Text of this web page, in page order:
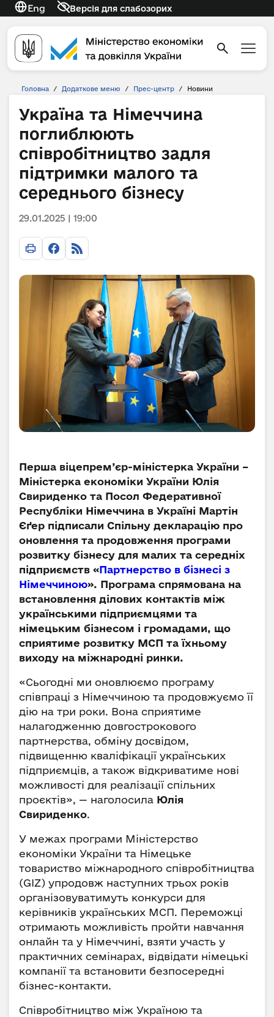
Eng Версія для слабозорих
Головна / Додаткове меню / Прес-центр / Новини
Україна та Німеччина
поглиблюють
співробітництво задля
підтримки малого та
середнього бізнесу
29.01.2025 | 19:00
Перша віцепрем’єр-міністерка України –
Міністерка економіки України Юлія
Свириденко та Посол Федеративної
Республіки Німеччина в Україні Мартін
Єґер підписали Спільну декларацію про
оновлення та продовження програми
розвитку бізнесу для малих та середніх
підприємств «Партнерство в бізнесі з
Німеччиною». Програма спрямована на
встановлення ділових контактів між
українськими підприємцями та
німецьким бізнесом і громадами, що
сприятиме розвитку МСП та їхньому
виходу на міжнародні ринки.
«Сьогодні ми оновлюємо програму
співпраці з Німеччиною та продовжуємо її
дію на три роки. Вона сприятиме
налагодженню довгострокового
партнерства, обміну досвідом,
підвищенню кваліфікації українських
підприємців, а також відкриватиме нові
можливості для реалізації спільних
проєктів», — наголосила Юлія
Свириденко.
У межах програми Міністерство
економіки України та Німецьке
товариство міжнародного співробітництва
(GIZ) упродовж наступних трьох років
організовуватимуть конкурси для
керівників українських МСП. Переможці
отримають можливість пройти навчання
онлайн та у Німеччині, взяти участь у
практичних семінарах, відвідати німецькі
компанії та встановити безпосередні
бізнес-контакти.
Співробітництво між Україною та